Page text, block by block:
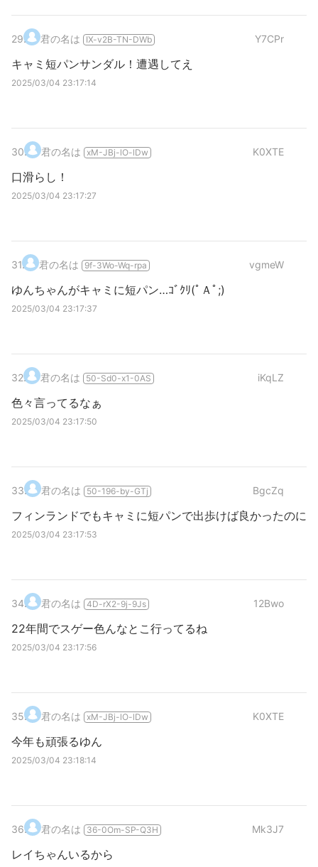
29. 君の名は IX-v2B-TN-DWb Y7CPr
キャミ短パンサンダル！遭遇してえ
2025/03/04 23:17:14
30. 君の名は xM-JBj-lO-lDw K0XTE
口滑らし！
2025/03/04 23:17:27
31. 君の名は 9f-3Wo-Wq-rpa vgmeW
ゆんちゃんがキャミに短パン…ｺﾞｸﾘ(ﾟＡﾟ;)
2025/03/04 23:17:37
32. 君の名は 50-Sd0-x1-0AS iKqLZ
色々言ってるなぁ
2025/03/04 23:17:50
33. 君の名は 50-196-by-GTj BgcZq
フィンランドでもキャミに短パンで出歩けば良かったのに
2025/03/04 23:17:53
34. 君の名は 4D-rX2-9j-9Js 12Bwo
22年間でスゲー色んなとこ行ってるね
2025/03/04 23:17:56
35. 君の名は xM-JBj-lO-lDw K0XTE
今年も頑張るゆん
2025/03/04 23:18:14
36. 君の名は 36-0Om-SP-Q3H Mk3J7
レイちゃんいるから